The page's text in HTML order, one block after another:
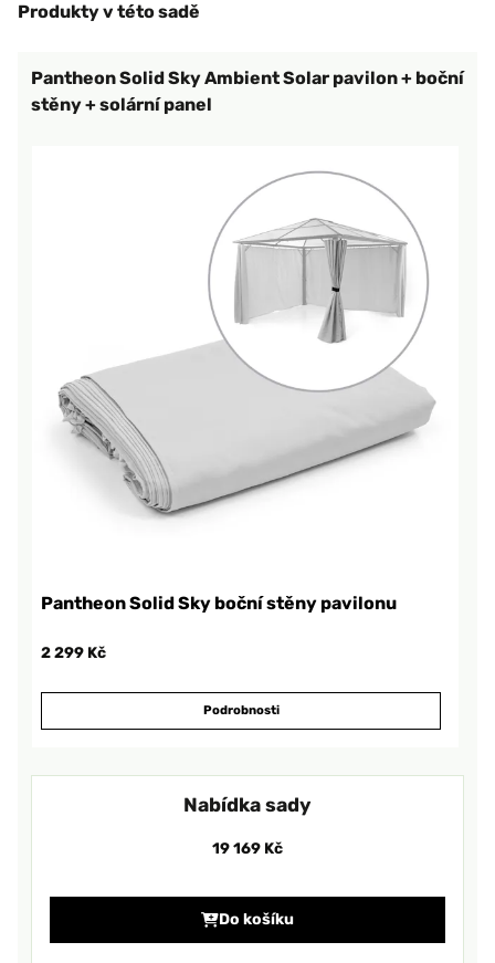
Produkty v této sadě
Pantheon Solid Sky Ambient Solar pavilon + boční
stěny + solární panel
Pantheon Solid Sky boční stěny pavilonu
2 299 Kč
Podrobnosti
Nabídka sady
19 169 Kč
Do košíku